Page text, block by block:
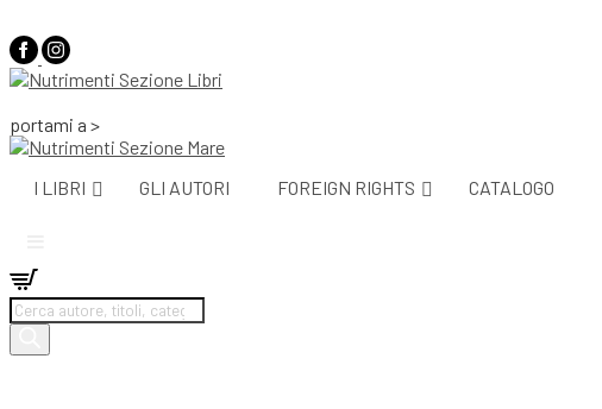
portami a >
I LIBRI GLI AUTORI FOREIGN RIGHTS CATALOGO
Products
search